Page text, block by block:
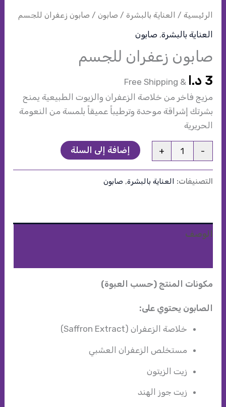
الرئيسية / العناية بالبشرة / صابون / صابون زعفران للجسم
العناية بالبشرة, صابون
صابون زعفران للجسم
3 د.ا & Free Shipping
مزيج فاخر من خلاصة الزعفران والزيوت الطبيعية يمنح
بشرتك إشراقة موحدة وترطيباً عميقاً بلمسة من النعومة
الحريرية
-
صابون
+ إضافة إلى السلة
التصنيفات: العناية بالبشرة, صابون
الوصف
مكونات المنتج (حسب العبوة)
الصابون يحتوي على:
خلاصة الزعفران (Saffron Extract)
مستخلص الزعفران العشبي
زيت الزيتون
زيت جوز الهند